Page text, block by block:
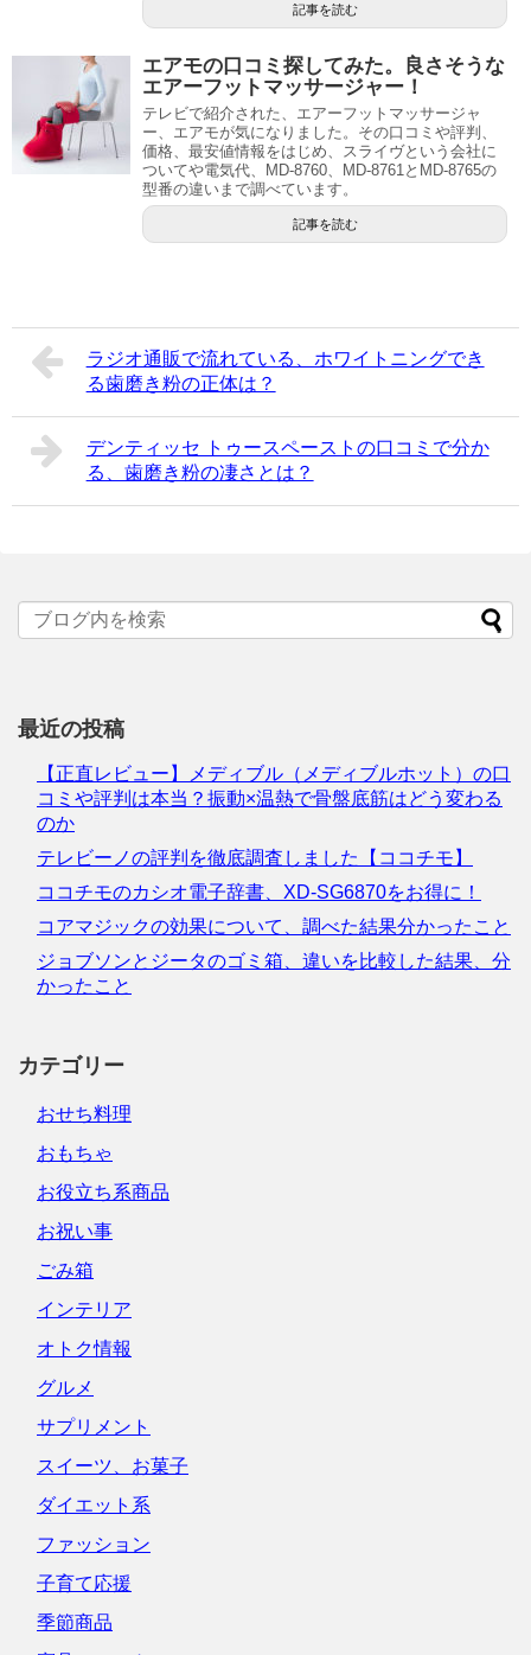
記事を読む
エアモの口コミ探してみた。良さそうな
エアーフットマッサージャー！
テレビで紹介された、エアーフットマッサージャ
ー、エアモが気になりました。その口コミや評判、
価格、最安値情報をはじめ、スライヴという会社に
ついてや電気代、MD-8760、MD-8761とMD-8765の
型番の違いまで調べています。
記事を読む
ラジオ通販で流れている、ホワイトニングでき
る歯磨き粉の正体は？
デンティッセ トゥースペーストの口コミで分か
る、歯磨き粉の凄さとは？
最近の投稿
【正直レビュー】メディブル（メディブルホット）の口
コミや評判は本当？振動×温熱で骨盤底筋はどう変わる
のか
テレビーノの評判を徹底調査しました【ココチモ】
ココチモのカシオ電子辞書、XD-SG6870をお得に！
コアマジックの効果について、調べた結果分かったこと
ジョブソンとジータのゴミ箱、違いを比較した結果、分
かったこと
カテゴリー
おせち料理
おもちゃ
お役立ち系商品
お祝い事
ごみ箱
インテリア
オトク情報
グルメ
サプリメント
スイーツ、お菓子
ダイエット系
ファッション
子育て応援
季節商品